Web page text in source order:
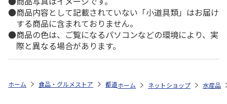
商品内容として記載されていない「小道具類」はお届け
する商品に含まれておりません。
商品の色は、ご覧になるパソコンなどの環境により、実
際と異なる場合があります。
ホーム 食品・グルメストア 都道府県から探す 静岡県 しらす干
ホーム ネットショップ 水産品